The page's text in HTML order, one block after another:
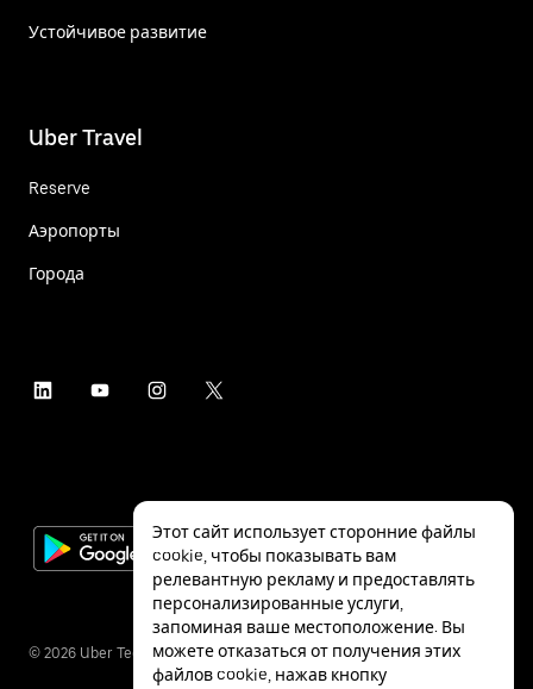
Устойчивое развитие
Uber Travel
Reserve
Аэропорты
Города
© 2026 Uber Technologies Inc.
Этот сайт использует сторонние файлы
cookie, чтобы показывать вам
релевантную рекламу и предоставлять
персонализированные услуги,
запоминая ваше местоположение. Вы
можете отказаться от получения этих
файлов cookie, нажав кнопку